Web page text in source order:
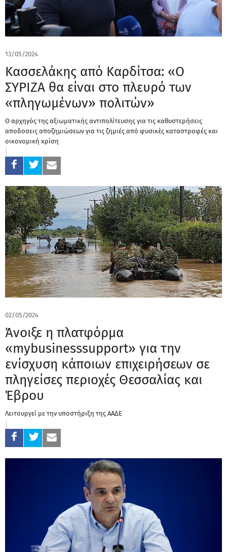
13/05/2024
Κασσελάκης από Καρδίτσα: «Ο
ΣΥΡΙΖΑ θα είναι στο πλευρό των
«πληγωμένων» πολιτών»
Ο αρχηγός της αξιωματικής αντιπολίτευσης για τις καθυστερήσεις
αποδοσεις αποζημιώσεων για τις ζημιές από φυσικές καταστροφές και
οικονομική κρίση
02/05/2024
Άνοιξε η πλατφόρμα
«mybusinesssupport» για την
ενίσχυση κάποιων επιχειρήσεων σε
πληγείσες περιοχές Θεσσαλίας και
Έβρου
Λειτουργεί με την υποστήριξη της ΑΑΔΕ